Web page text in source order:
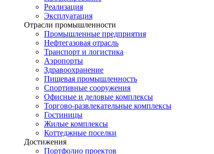
Реализация
Эксплуатация
Отрасли промышленности
Промышленные предприятия
Нефтегазовая отрасль
Транспорт и логистика
Аэропорты
Здравоохранение
Пищевая промышленность
Спортивные сооружения
Офисные и деловые комплексы
Торгово-развлекательные комплексы
Гостиницы
Жилые комплексы
Коттеджные поселки
Достижения
Портфолио проектов